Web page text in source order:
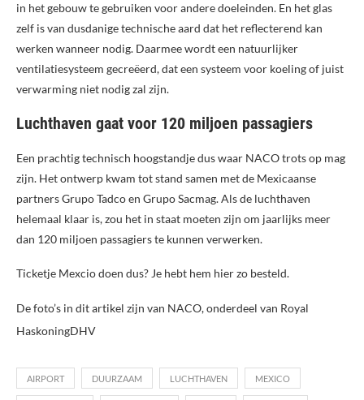
in het gebouw te gebruiken voor andere doeleinden. En het glas
zelf is van dusdanige technische aard dat het reflecterend kan
werken wanneer nodig. Daarmee wordt een natuurlijker
ventilatiesysteem gecreëerd, dat een systeem voor koeling of juist
verwarming niet nodig zal zijn.
Luchthaven gaat voor 120 miljoen passagiers
Een prachtig technisch hoogstandje dus waar NACO trots op mag
zijn. Het ontwerp kwam tot stand samen met de Mexicaanse
partners Grupo Tadco en Grupo Sacmag. Als de luchthaven
helemaal klaar is, zou het in staat moeten zijn om jaarlijks meer
dan 120 miljoen passagiers te kunnen verwerken.
Ticketje Mexcio doen dus? Je hebt hem hier zo besteld.
De foto’s in dit artikel zijn van NACO, onderdeel van Royal
HaskoningDHV
AIRPORT DUURZAAM LUCHTHAVEN MEXICO